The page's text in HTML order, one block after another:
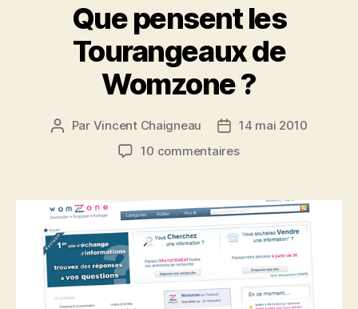
Que pensent les
Tourangeaux de
Womzone ?
Auteur
Par Vincent Chaigneau
Date14 mai 2010
10 commentairessur
les
Tourangeaux
de
Womzone
?